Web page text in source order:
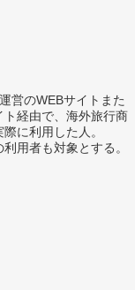
営のWEBサイトまた
ト経由で、海外旅行商
に利用した人。
用者も対象とする。